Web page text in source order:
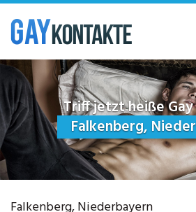
Skip
main
content
Triff jetzt heiße
Falkenberg,
Falkenberg, Niederbayern